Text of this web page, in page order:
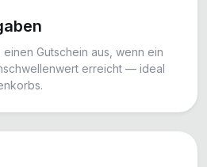
Gutschein aus, wenn ein
erreicht — ideal